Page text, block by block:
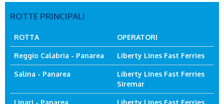
ROTTE PRINCIPALI
ROTTA OPERATORI
Reggio Calabria - Panarea Liberty Lines Fast Ferries
Salina - Panarea
Liberty Lines Fast Ferries
Siremar
Lipari - Panarea Liberty Lines Fast Ferries